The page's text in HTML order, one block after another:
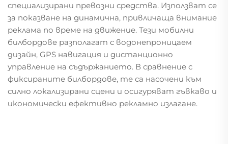
специализирани превозни средства. Използват се
за показване на динамична, привличаща внимание
реклама по време на движение. Тези мобилни
билбордове разполагат с водонепроницаем
дизайн, GPS навигация и дистанционно
управление на съдържанието. В сравнение с
фиксираните билбордове, те са насочени към
силно локализирани сцени и осигуряват гъвкаво и
икономически ефективно рекламно излагане.